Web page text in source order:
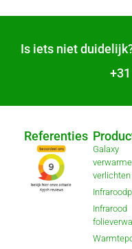
Is iets niet
Referenties
Galaxy
verlichten
Infrarood